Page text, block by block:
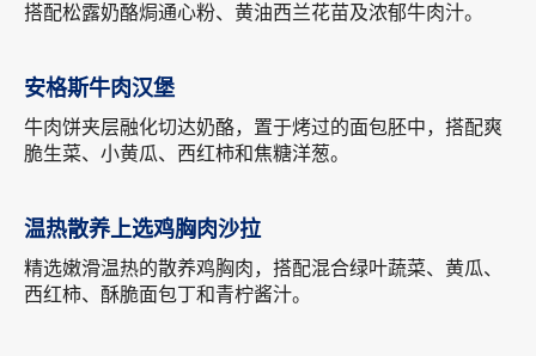
搭配松露奶酪焗通心粉、黄油西兰花苗及浓郁牛肉汁。
安格斯牛肉汉堡
牛肉饼夹层融化切达奶酪，置于烤过的面包胚中，搭配爽
脆生菜、小黄瓜、西红柿和焦糖洋葱。
温热散养上选鸡胸肉沙拉
精选嫩滑温热的散养鸡胸肉，搭配混合绿叶蔬菜、黄瓜、
西红柿、酥脆面包丁和青柠酱汁。